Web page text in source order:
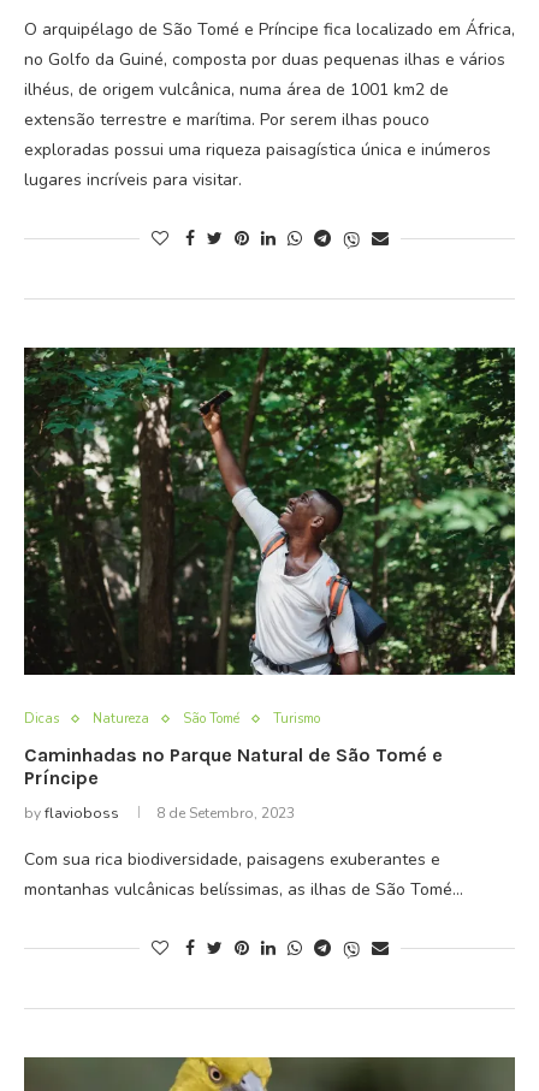
O arquipélago de São Tomé e Príncipe fica localizado em África,
no Golfo da Guiné, composta por duas pequenas ilhas e vários
ilhéus, de origem vulcânica, numa área de 1001 km2 de
extensão terrestre e marítima. Por serem ilhas pouco
exploradas possui uma riqueza paisagística única e inúmeros
lugares incríveis para visitar.
Dicas Natureza São Tomé Turismo
Caminhadas no Parque Natural de São Tomé e
Príncipe
byflavioboss 8 de Setembro, 2023
Com sua rica biodiversidade, paisagens exuberantes e
montanhas vulcânicas belíssimas, as ilhas de São Tomé…